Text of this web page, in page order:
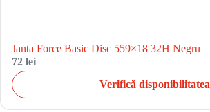
Janta Force Basic Disc 559×18 32H Negru
72 lei
Verifică disponibilitatea